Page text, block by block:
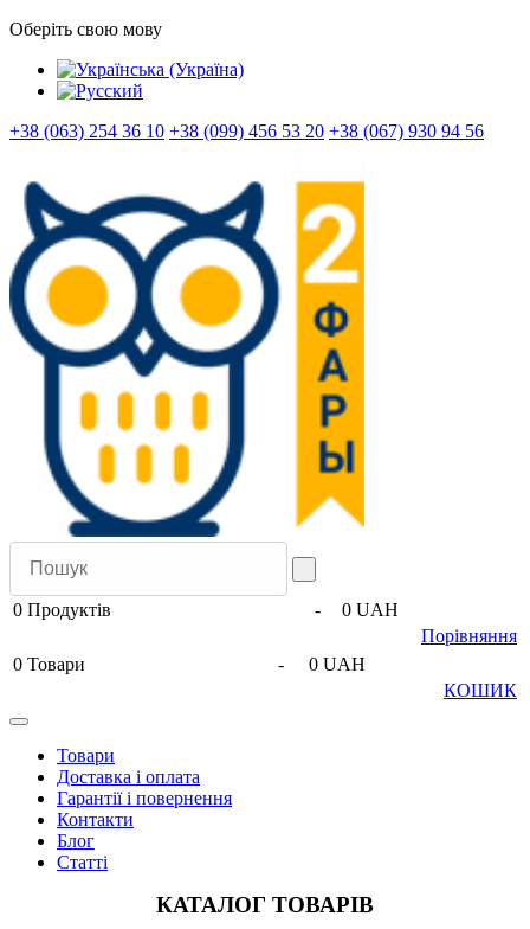
Оберіть свою мову
+38 (063) 254 36 10 +38 (099) 456 53 20 +38 (067) 930 94 56
0 Продуктів -
0 UAH
Порівняння
0 Товари -
0 UAH
КОШИК
Товари
Доставка і оплата
Гарантії і повернення
Контакти
Блог
Статті
КАТАЛОГ ТОВАРІВ